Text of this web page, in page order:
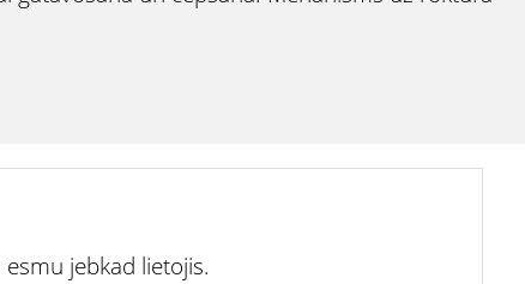
jebkad lietojis.